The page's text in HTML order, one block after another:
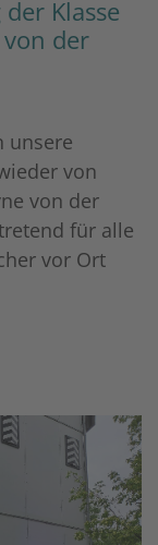
Klasse
der
unsere
von
von der
für alle
vor Ort